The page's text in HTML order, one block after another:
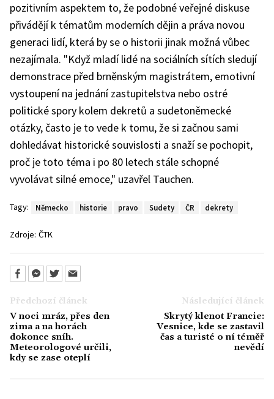
pozitivním aspektem to, že podobné veřejné diskuse
přivádějí k tématům moderních dějin a práva novou
generaci lidí, která by se o historii jinak možná vůbec
nezajímala. "Když mladí lidé na sociálních sítích sledují
demonstrace před brněnským magistrátem, emotivní
vystoupení na jednání zastupitelstva nebo ostré
politické spory kolem dekretů a sudetoněmecké
otázky, často je to vede k tomu, že si začnou sami
dohledávat historické souvislosti a snaží se pochopit,
proč je toto téma i po 80 letech stále schopné
vyvolávat silné emoce," uzavřel Tauchen.
Tagy: Německo historie pravo Sudety ČR dekrety
Zdroje: ČTK
Předchozí článek
V noci mráz, přes den
zima a na horách
dokonce sníh.
Meteorologové určili,
kdy se zase oteplí
Následující článek
Skrytý klenot Francie:
Vesnice, kde se zastavil
čas a turisté o ní téměř
nevědí